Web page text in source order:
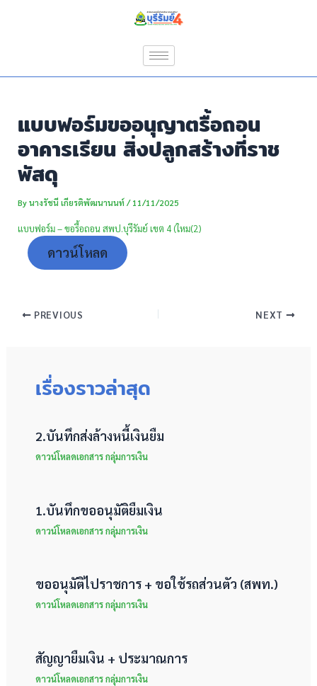
แบบฟอร์มขออนุญาตรื้อถอน
อาคารเรียน สิ่งปลูกสร้างที่ราช
พัสดุ
Byนางรัชนี เกียรติพัฒนานนท์/11/11/2025
แบบฟอร์ม – ขอรื้อถอน สพป.บุรีรัมย์ เขต 4 (ใหม(2)
ดาวน์โหลด
PREVIOUS NEXT
เรื่องราวล่าสุด
2.บันทึกส่งล้างหนี้เงินยืม
ดาวน์โหลดเอกสาร กลุ่มการเงิน
1.บันทึกขออนุมัติยืมเงิน
ดาวน์โหลดเอกสาร กลุ่มการเงิน
ขออนุมัติไปราชการ + ขอใช้รถส่วนตัว (สพท.)
ดาวน์โหลดเอกสาร กลุ่มการเงิน
สัญญายืมเงิน + ประมาณการ
ดาวน์โหลดเอกสาร กลุ่มการเงิน